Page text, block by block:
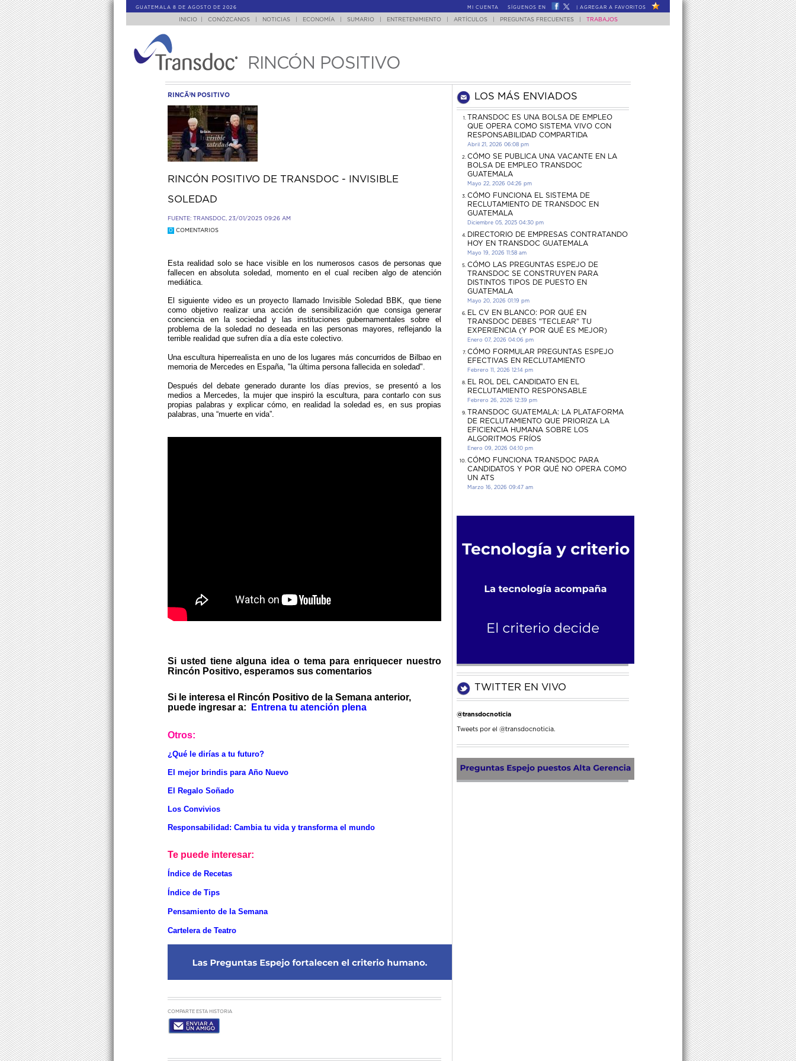
GUATEMALA 8 DE AGOSTO DE 2026 MI CUENTA SÍGUENOS EN AGREGAR A FAVORITOS
INICIO CONÓZCANOS NOTICIAS ECONOMÍA SUMARIO ENTRETENIMIENTO ARTÍCULOS PREGUNTAS FRECUENTES TRABAJOS
RINCÓN POSITIVO
RINCÃ³N POSITIVO
RINCÓN POSITIVO DE TRANSDOC - INVISIBLE
SOLEDAD
FUENTE: TRANSDOC, 23/01/2025 09:26 AM
0 COMENTARIOS
Esta realidad solo se hace visible en los numerosos casos de personas que
fallecen en absoluta soledad, momento en el cual reciben algo de atención
mediática.
El siguiente video es un proyecto llamado Invisible Soledad BBK, que tiene
como objetivo realizar una acción de sensibilización que consiga generar
conciencia en la sociedad y las instituciones gubernamentales sobre el
problema de la soledad no deseada en las personas mayores, reflejando la
terrible realidad que sufren día a día este colectivo.
Una escultura hiperrealista en uno de los lugares más concurridos de Bilbao en
memoria de Mercedes en España, "la última persona fallecida en soledad".
Después del debate generado durante los días previos, se presentó a los
medios a Mercedes, la mujer que inspiró la escultura, para contarlo con sus
propias palabras y explicar cómo, en realidad la soledad es, en sus propias
palabras, una “muerte en vida”.
Si usted tiene alguna idea o tema para enriquecer nuestro
Rincón Positivo, esperamos sus comentarios
Si le interesa el Rincón Positivo de la Semana anterior,
puede ingresar a:
Entrena tu atención plena
Otros:
¿Qué le dirías a tu futuro?
El mejor brindis para Año Nuevo
El Regalo Soñado
Los Convivios
Responsabilidad: Cambia tu vida y transforma el mundo
Te puede interesar:
Índice de Recetas
Índice de Tips
Pensamiento de la Semana
Cartelera de Teatro
COMPARTE ESTA HISTORIA
LOS MÁS ENVIADOS
TRANSDOC ES UNA BOLSA DE EMPLEO
QUE OPERA COMO SISTEMA VIVO CON
RESPONSABILIDAD COMPARTIDA
Abril 21, 2026 06:08 pm
CÓMO SE PUBLICA UNA VACANTE EN LA
BOLSA DE EMPLEO TRANSDOC
GUATEMALA
Mayo 22, 2026 04:26 pm
CÓMO FUNCIONA EL SISTEMA DE
RECLUTAMIENTO DE TRANSDOC EN
GUATEMALA
Diciembre 05, 2025 04:30 pm
DIRECTORIO DE EMPRESAS CONTRATANDO
HOY EN TRANSDOC GUATEMALA
Mayo 19, 2026 11:58 am
CÓMO LAS PREGUNTAS ESPEJO DE
TRANSDOC SE CONSTRUYEN PARA
DISTINTOS TIPOS DE PUESTO EN
GUATEMALA
Mayo 20, 2026 01:19 pm
EL CV EN BLANCO: POR QUÉ EN
TRANSDOC DEBES "TECLEAR" TU
EXPERIENCIA (Y POR QUÉ ES MEJOR)
Enero 07, 2026 04:06 pm
CÓMO FORMULAR PREGUNTAS ESPEJO
EFECTIVAS EN RECLUTAMIENTO
Febrero 11, 2026 12:14 pm
EL ROL DEL CANDIDATO EN EL
RECLUTAMIENTO RESPONSABLE
Febrero 26, 2026 12:39 pm
TRANSDOC GUATEMALA: LA PLATAFORMA
DE RECLUTAMIENTO QUE PRIORIZA LA
EFICIENCIA HUMANA SOBRE LOS
ALGORITMOS FRÍOS
Enero 09, 2026 04:10 pm
CÓMO FUNCIONA TRANSDOC PARA
CANDIDATOS Y POR QUÉ NO OPERA COMO
UN ATS
Marzo 16, 2026 09:47 am
TWITTER EN VIVO
@transdocnoticia
Tweets por el @transdocnoticia.